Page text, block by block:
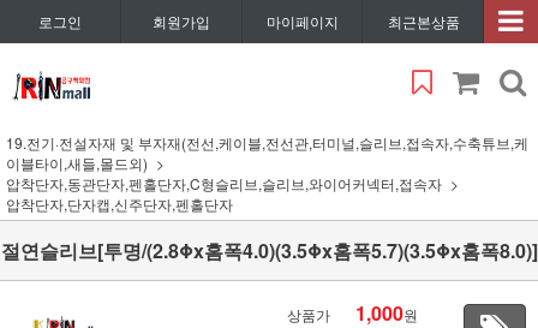
로그인 회원가입 마이페이지 최근본상품
19.전기·전설자재 및 부자재(전선,케이블,전선관,터미널,슬리브,접속자,수축튜브,케
이블타이,새들,몰드외)
압착단자,동관단자,펜홀단자,C형슬리브,슬리브,와이어커넥터,접속자
압착단자,단자캡,신주단자,펜홀단자
절연슬리브[투명/(2.8Φx홈폭4.0)(3.5Φx홈폭5.7)(3.5Φx홈폭8.0)]
상품가 1,000원